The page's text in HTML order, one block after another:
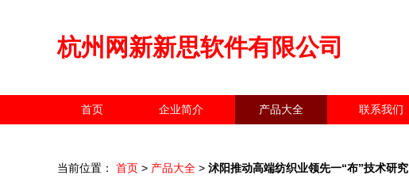
杭州网新新思软件有限公司
首页 企业简介 产品大全 联系我们
当前位置： 首页 > 产品大全 > 沭阳推动高端纺织业领先一“布”技术研究